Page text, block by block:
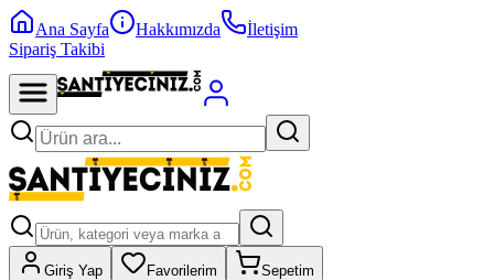
Ana Sayfa Hakkımızda
İletişim
Sipariş Takibi
Giriş Yap Favorilerim Sepetim